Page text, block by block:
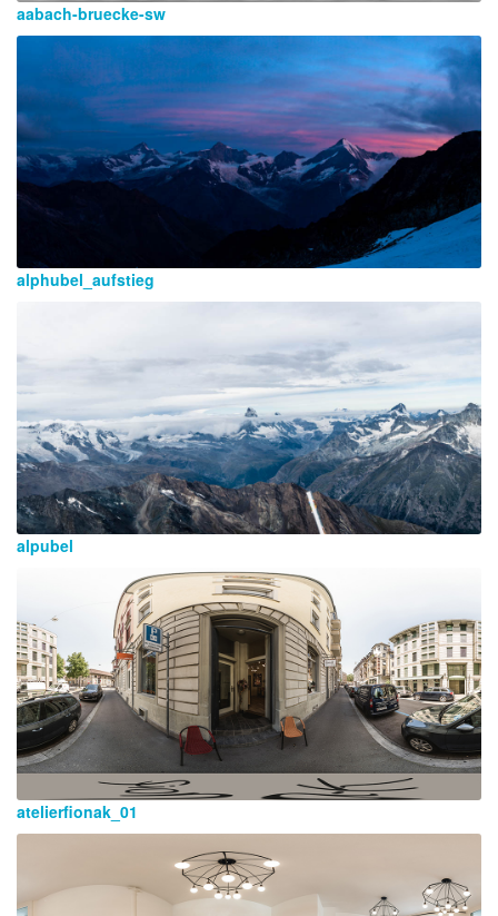
aabach-bruecke-sw
alphubel_aufstieg
alpubel
atelierfionak_01